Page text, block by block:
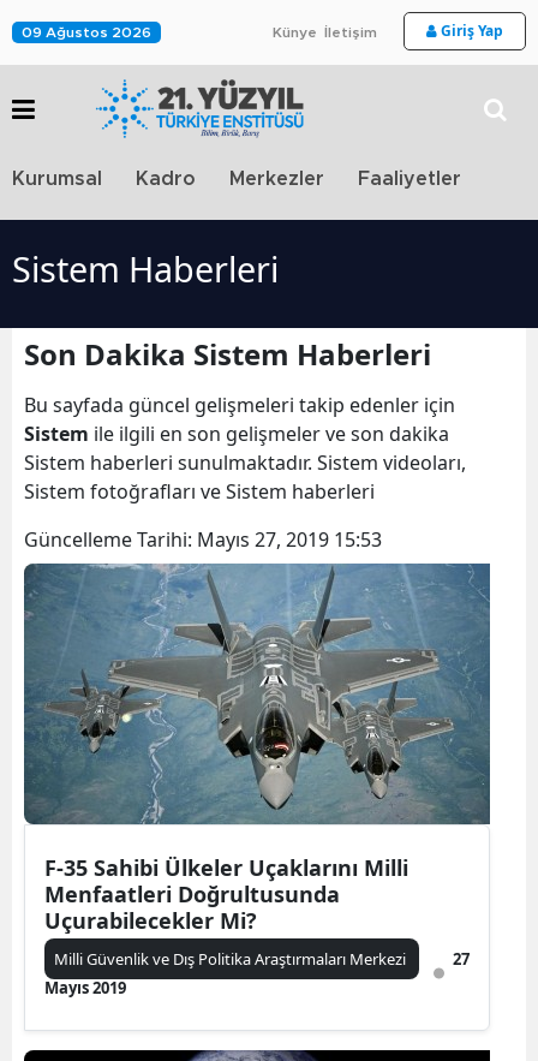
09 Ağustos 2026 Künye İletişim Giriş Yap
Kurumsal Kadro Merkezler Faaliyetler
Sistem Haberleri
Son Dakika Sistem Haberleri
Bu sayfada güncel gelişmeleri takip edenler için
Sistem ile ilgili en son gelişmeler ve son dakika
Sistem haberleri sunulmaktadır. Sistem videoları,
Sistem fotoğrafları ve Sistem haberleri
Güncelleme Tarihi: Mayıs 27, 2019 15:53
F-35 Sahibi Ülkeler Uçaklarını Milli
Menfaatleri Doğrultusunda
Uçurabilecekler Mi?
Milli Güvenlik ve Dış Politika Araştırmaları Merkezi
27
Mayıs 2019